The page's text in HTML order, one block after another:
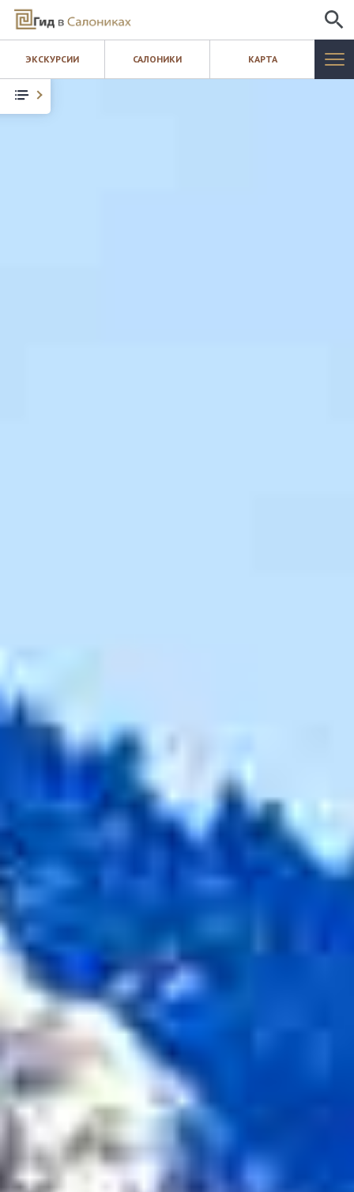
ИСКАТЬ
ЭКСКУРСИИ САЛОНИКИ КАРТА
САЛОНИКИ